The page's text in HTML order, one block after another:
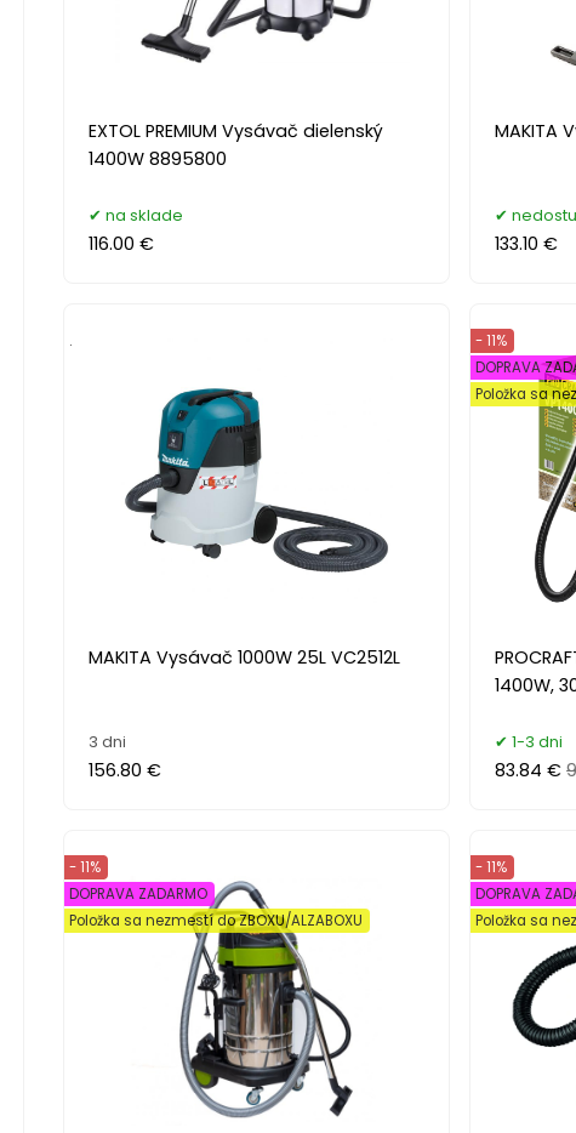
EXTOL PREMIUM Vysávač dielenský
1400W 8895800
na sklade
116.00 €
MAKITA
133.10 €
MAKITA Vysávač 1000W 25L VC2512L
.
3 dni
156.80 €
1400W,
- 11%
DOPRAVA
Položka sa
1-3 dni
83.84 €
- 11%
DOPRAVA ZADARMO
Položka sa nezmestí do ZBOXU/ALZABOXU
- 11%
DOPRAVA
Položka sa